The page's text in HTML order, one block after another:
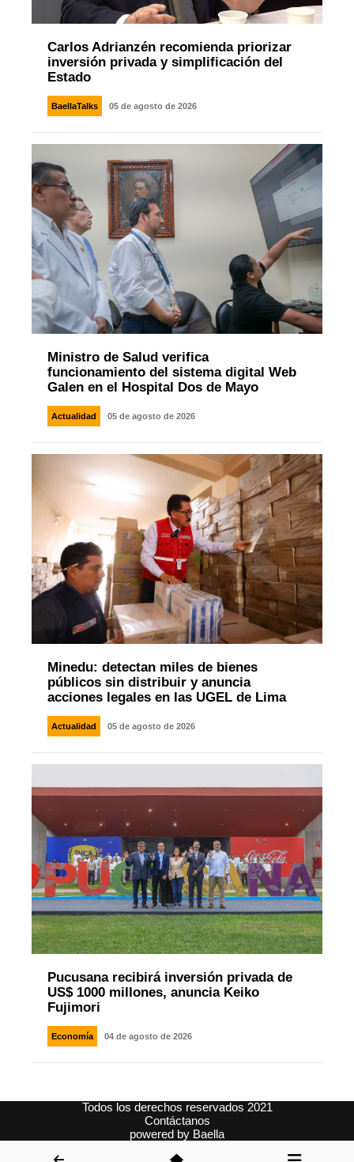
Carlos Adrianzén recomienda priorizar
inversión privada y simplificación del
Estado
BaellaTalks 05 de agosto de 2026
Ministro de Salud verifica
funcionamiento del sistema digital Web
Galen en el Hospital Dos de Mayo
Actualidad 05 de agosto de 2026
Minedu: detectan miles de bienes
públicos sin distribuir y anuncia
acciones legales en las UGEL de Lima
Actualidad 05 de agosto de 2026
Pucusana recibirá inversión privada de
US$ 1000 millones, anuncia Keiko
Fujimori
Economía 04 de agosto de 2026
Todos los derechos reservados 2021
Contáctanos
powered by Baella